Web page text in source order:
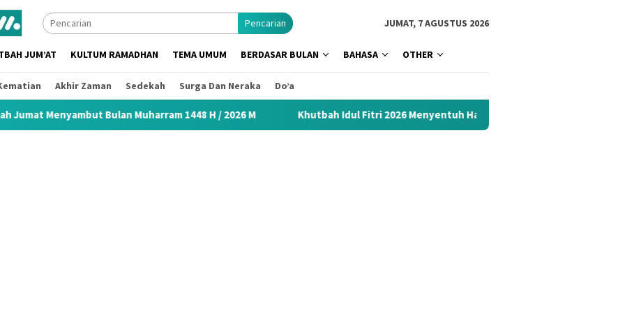
Pencarian JUMAT, 7 AGUSTUS 2026
JUM’AT KULTUM RAMADHAN TEMA UMUM BERDASAR BULAN BAHASA OTHER
Akhir Zaman Sedekah Surga Dan Neraka Do’a
Bulan Muharram 1448 H / 2026 M Khutbah Idul Fitri 2026 Menyentuh Hati: Kumpulan Materi Terbaik 1447 H Siap